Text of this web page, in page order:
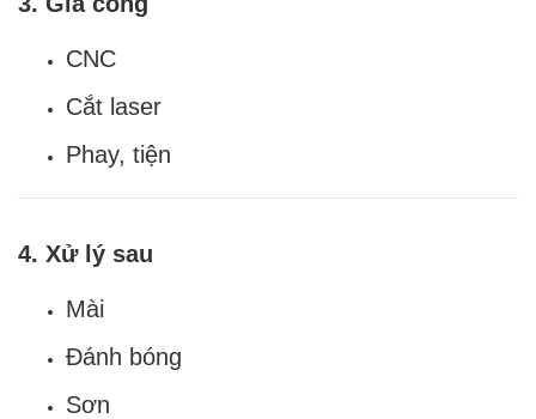
CNC
Cắt laser
Phay, tiện
4. Xử lý sau
Mài
Đánh bóng
Sơn